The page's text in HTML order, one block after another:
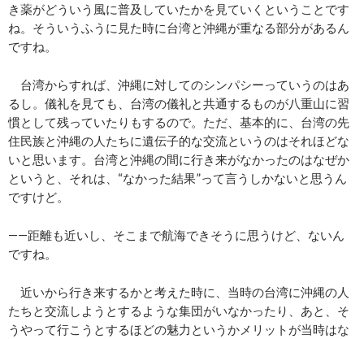
き薬がどういう風に普及していたかを見ていくということです
ね。そういうふうに見た時に台湾と沖縄が重なる部分があるん
ですね。
台湾からすれば、沖縄に対してのシンパシーっていうのはあ
るし。儀礼を見ても、台湾の儀礼と共通するものが八重山に習
慣として残っていたりもするので。ただ、基本的に、台湾の先
住民族と沖縄の人たちに遺伝子的な交流というのはそれほどな
いと思います。台湾と沖縄の間に行き来がなかったのはなぜか
というと、それは、“なかった結果”って言うしかないと思うん
ですけど。
――距離も近いし、そこまで航海できそうに思うけど、ないん
ですね。
近いから行き来するかと考えた時に、当時の台湾に沖縄の人
たちと交流しようとするような集団がいなかったり、あと、そ
うやって行こうとするほどの魅力というかメリットが当時はな